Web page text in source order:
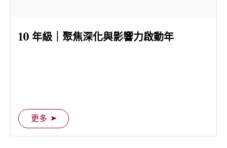
10 年級｜聚焦深化與影響力啟動年
更多